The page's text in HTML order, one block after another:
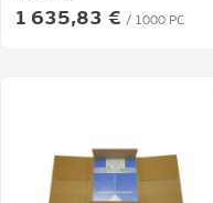
1 635,83 € / 1000 PC